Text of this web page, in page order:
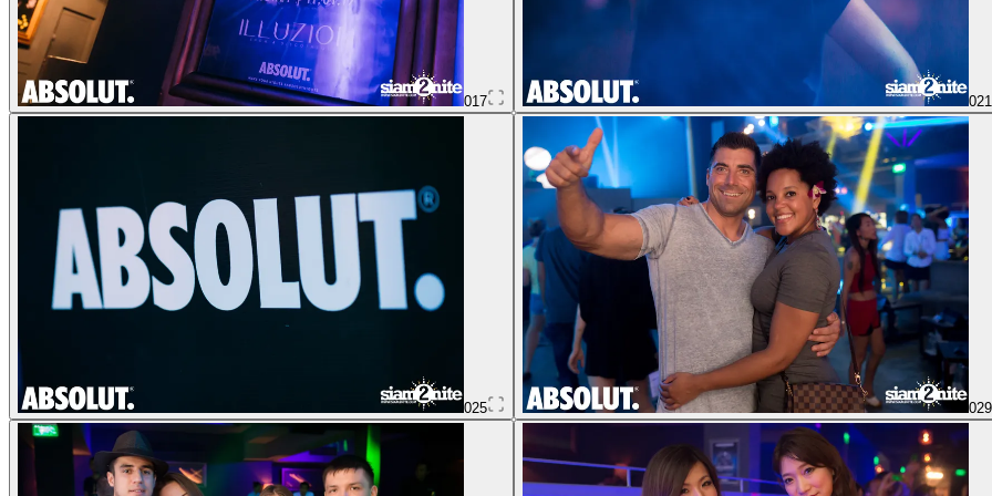
017 021
025 029